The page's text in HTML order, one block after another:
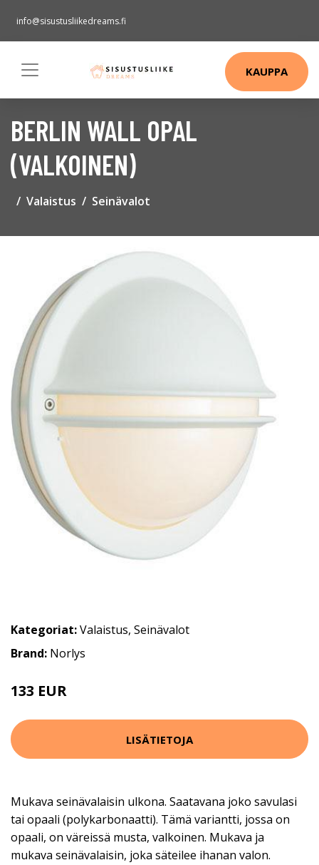
info@sisustusliikedreams.fi
KAUPPA
BERLIN WALL OPAL
(VALKOINEN)
Valaistus Seinävalot
Kategoriat:Valaistus, Seinävalot
Brand: Norlys
133 EUR
LISÄTIETOJA
Mukava seinävalaisin ulkona. Saatavana joko savulasi
tai opaali (polykarbonaatti). Tämä variantti, jossa on
opaali, on väreissä musta, valkoinen. Mukava ja
mukava seinävalaisin, joka säteilee ihanan valon.